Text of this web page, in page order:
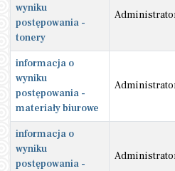
wyniku
postępowania -
tonery
informacja o
wyniku
postępowania -
materiały biurowe
informacja o
wyniku
postępowania -